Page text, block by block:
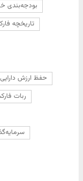
بودجه‌بندی
تاریخچه
حفظ ارزش دارایی
ربات